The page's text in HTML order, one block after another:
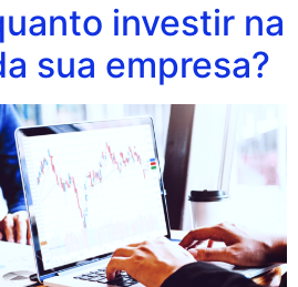
investir na
sua empresa?